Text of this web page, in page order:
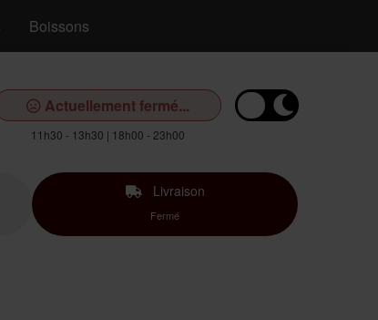
Boissons
Actuellement fermé...
11h30 - 13h30 | 18h00 - 23h00
Livraison
Fermé